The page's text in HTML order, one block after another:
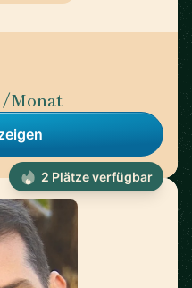
/Monat
2 Plätze verfügbar